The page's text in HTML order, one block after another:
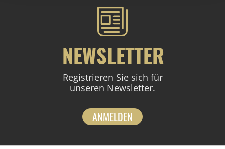
NEWSLETTER
Registrieren Sie sich für
unseren Newsletter.
ANMELDEN